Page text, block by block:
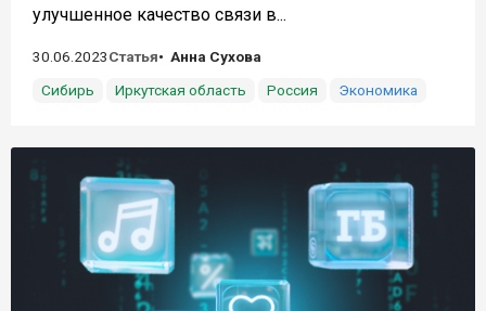
улучшенное качество связи в...
30.06.2023Статья
Анна Сухова
Сибирь
Иркутская область Россия Экономика